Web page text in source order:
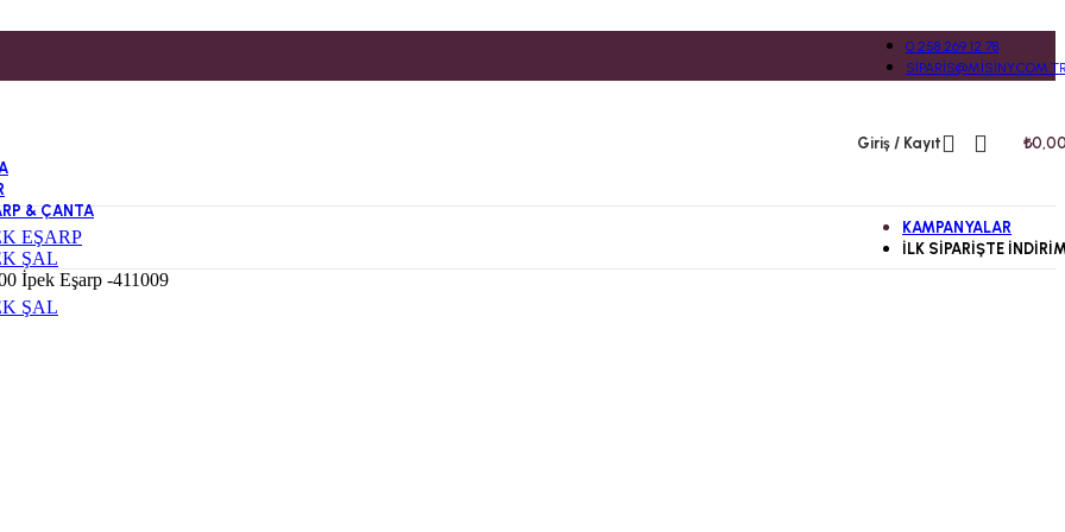
0 258 269 12 78
Giriş / Kayıt ₺
& ÇANTA
EŞARP
ŞAL
ŞAL
KAMPANYALAR
İLK SIPARIŞTE
İpek Eşarp -411009